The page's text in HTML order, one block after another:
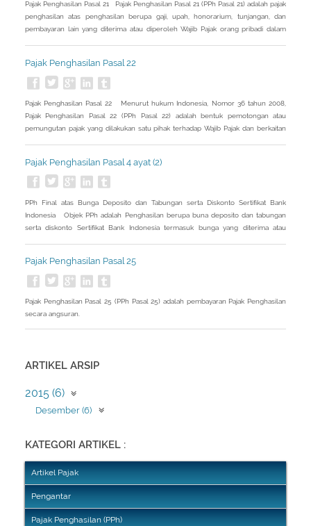
Pajak Penghasilan Pasal 21 Pajak Penghasilan Pasal 21 (PPh Pasal 21) adalah pajak
penghasilan atas penghasilan berupa gaji, upah, honorarium, tunjangan, dan
pembayaran lain yang diterima atau diperoleh Wajib Pajak orang pribadi dalam
Pajak Penghasilan Pasal 22
Pajak Penghasilan Pasal 22 Menurut hukum Indonesia, Nomor 36 tahun 2008,
Pajak Penghasilan Pasal 22 (PPh Pasal 22) adalah bentuk pemotongan atau
pemungutan pajak yang dilakukan satu pihak terhadap Wajib Pajak dan berkaitan
Pajak Penghasilan Pasal 4 ayat (2)
PPh Final atas Bunga Deposito dan Tabungan serta Diskonto Sertifikat Bank
Indonesia Objek PPh adalah Penghasilan berupa buna deposito dan tabungan
serta diskonto Sertifikat Bank Indonesia termasuk bunga yang diterima atau
luar negeri
Pajak Penghasilan Pasal 25
Pajak Penghasilan Pasal 25 (PPh Pasal 25) adalah pembayaran Pajak Penghasilan
secara angsuran.
ARTIKEL ARSIP
2015 (6)
Desember (6)
KATEGORI ARTIKEL :
Artikel Pajak
Pengantar
Pajak Penghasilan (PPh)